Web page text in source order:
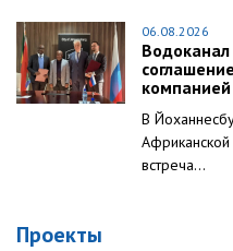
06.08.2026
В
Африканской
встреча...
Проекты